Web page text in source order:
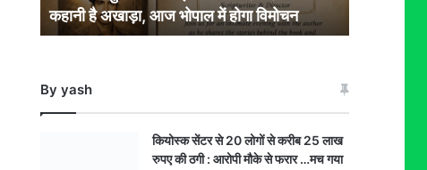
अखाड़ा,
में
होगा
कहानी है अखाड़ा, आज भोपाल में होगा विमोचन
By yash
कियोस्क सेंटर से 20 लोगों से करीब 25 लाख
रुपए की ठगी : आरोपी मौके से फरार …मच गया